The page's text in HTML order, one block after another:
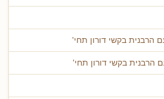
בקשי דורון תחי'
בקשי דורון תחי'